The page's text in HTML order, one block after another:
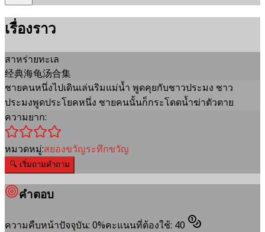
เรื่องราว
สาหร่ายทะเล
经典海龟汤合集
ชายคนหนึ่งไปเดินเล่นริมแม่น้ำ พูดคุยกับชาวประมง ชาว
ประมงพูดประโยคหนึ่ง ชายคนนั้นก็กระโดดน้ำฆ่าตัวตาย
ความยาก:
หมวดหมู่:สยองขวัญระทึกขวัญ
🔍 เริ่มถามคำถาม
คำตอบ
ความคืบหน้าปัจจุบัน: 0%คะแนนที่ต้องใช้: 40